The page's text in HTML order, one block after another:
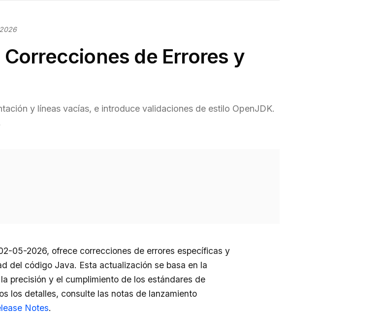
de Errores y
y líneas vacías, e introduce validaciones de estilo OpenJDK.
05-2026, ofrece correcciones de errores específicas y
del código Java. Esta actualización se basa en la
precisión y el cumplimiento de los estándares de
los detalles, consulte las notas de lanzamiento
Notes.